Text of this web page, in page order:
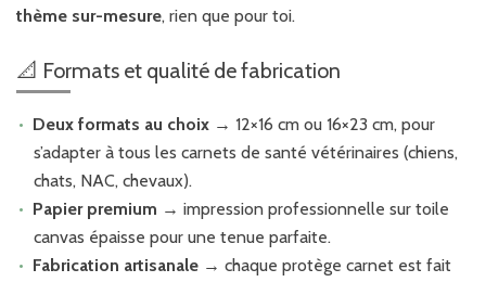
thème sur-mesure, rien que pour toi.
📐 Formats et qualité de fabrication
Deux formats au choix→ 12×16 cm ou 16×23 cm, pour
s’adapter à tous les carnets de santé vétérinaires (chiens,
chats, NAC, chevaux).
Papier premium → impression professionnelle sur toile
canvas épaisse pour une tenue parfaite.
Fabrication artisanale→ chaque protège carnet est fait